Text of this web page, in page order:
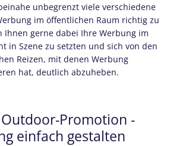
unbegrenzt viele verschiedene
im öffentlichen Raum richtig zu
Ihnen gerne dabei Ihre Werbung im
in Szene zu setzten und sich von den
Reizen, mit denen Werbung
hat, deutlich abzuheben.
Promotion -
einfach gestalten